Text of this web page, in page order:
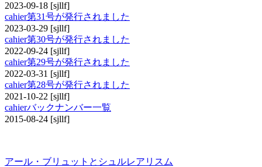
2023-09-18 [sjllf]
cahier第31号が発行されました
2023-03-29 [sjllf]
cahier第30号が発行されました
2022-09-24 [sjllf]
cahier第29号が発行されました
2022-03-31 [sjllf]
cahier第28号が発行されました
2021-10-22 [sjllf]
cahierバックナンバー一覧
2015-08-24 [sjllf]
アール・ブリュットとシュルレアリスム